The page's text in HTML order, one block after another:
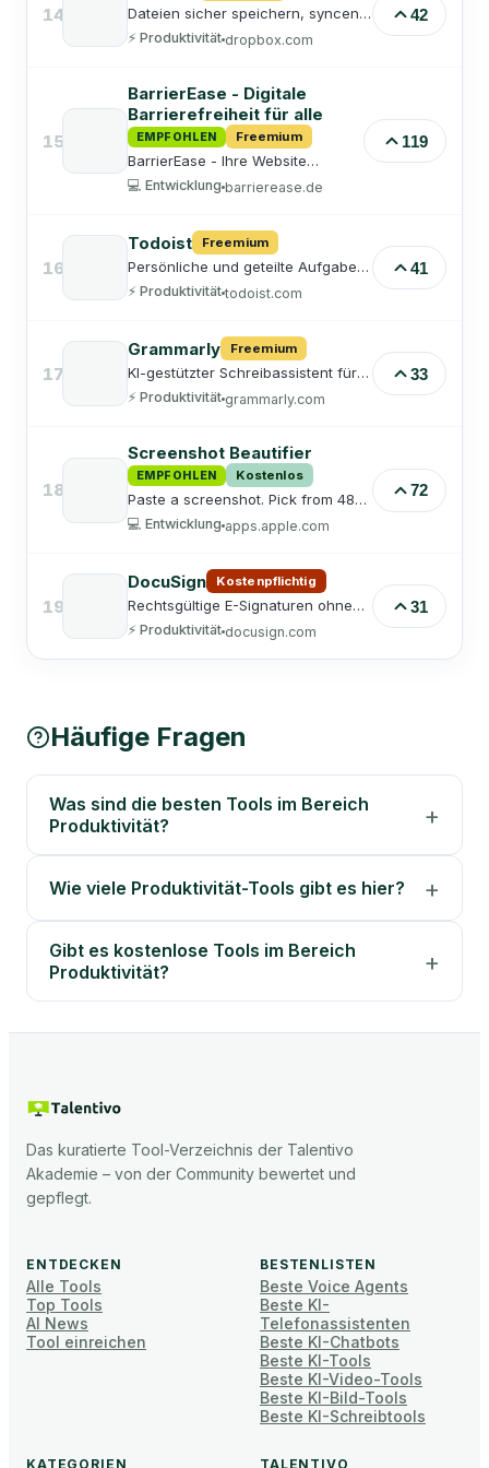
14
Dateien sicher speichern, syncen
und teilen.
⚡ Produktivität dropbox.com
42
15
BarrierEase - Digitale
Barrierefreiheit für alle
EMPFOHLEN Freemium
BarrierEase - Ihre Website
barrierefrei machen in nur 2
Minuten. WCAG 2.1 konform,
Widget für WordPress, Shopify,
Shopware & alle CMS. Kostenlos
testen!
💻 Entwicklung barrierease.de
119
16
Todoist Freemium
Persönliche und geteilte Aufgaben
sauber organisiert.
⚡ Produktivität todoist.com
41
17
Grammarly Freemium
KI-gestützter Schreibassistent für
Grammatik, Stil, Ton und Klarheit –
überall wo du schreibst.
⚡ Produktivität grammarly.com
33
18
Screenshot Beautifier
EMPFOHLEN Kostenlos
Paste a screenshot. Pick from 48
hand-crafted backgrounds (14 live-
animated). Export as PNG, GIF or
💻 Entwicklung apps.apple.com
72
19
DocuSign Kostenpflichtig
Rechtsgültige E-Signaturen ohne
Drucker.
⚡ Produktivität docusign.com
31
Häufige Fragen
Was sind die besten Tools im Bereich
Produktivität?
Wie viele Produktivität-Tools gibt es hier?
Gibt es kostenlose Tools im Bereich
Produktivität?
Das kuratierte Tool-Verzeichnis der Talentivo
Akademie – von der Community bewertet und
gepflegt.
ENTDECKEN
Alle Tools
Top Tools
AI News
Tool einreichen
BESTENLISTEN
Beste Voice Agents
Beste KI-
Telefonassistenten
Beste KI-Chatbots
Beste KI-Tools
Beste KI-Video-Tools
Beste KI-Bild-Tools
Beste KI-Schreibtools
KATEGORIEN TALENTIVO